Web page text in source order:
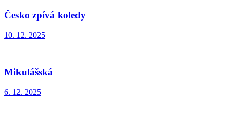
Česko zpívá koledy
10. 12. 2025
Mikulášská
6. 12. 2025